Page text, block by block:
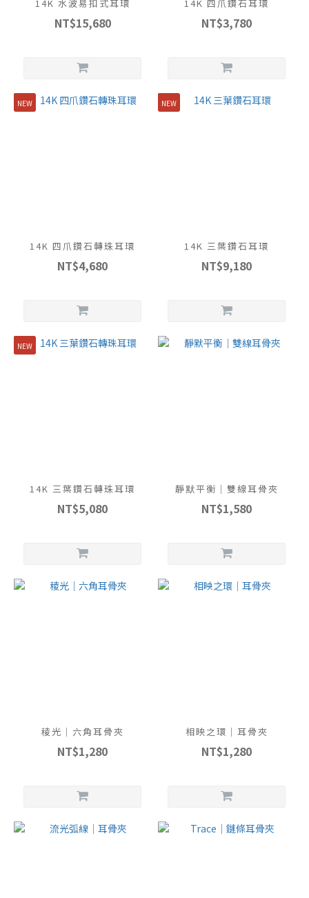
14K 水波易扣式耳環
NT$15,680
14K 四爪鑽石耳環
NT$3,780
NEW
14K 四爪鑽石轉珠耳環
NT$4,680
NEW
14K 三葉鑽石耳環
NT$9,180
NEW
14K 三葉鑽石轉珠耳環
NT$5,080
靜默平衡｜雙線耳骨夾
NT$1,580
稜光｜六角耳骨夾
NT$1,280
相映之環｜耳骨夾
NT$1,280